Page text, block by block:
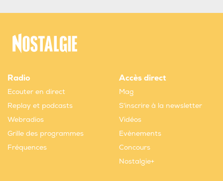
Radio
Ecouter en direct
Replay et podcasts
Webradios
Grille des programmes
Fréquences
Accès direct
Mag
S'inscrire à la newsletter
Vidéos
Evènements
Concours
Nostalgie+